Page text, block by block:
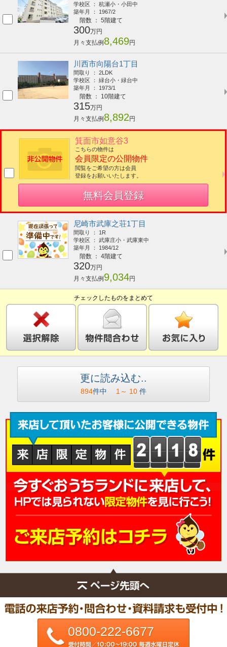
学校区 ： 杭瀬小・小田中
築年月 ： 1967/2
階数 ： 5階建て
300万円
月々支払例 8,469円
川西市向陽台1丁目
間取り ： 2LDK
学校区 ： 緑台小・緑台中
築年月 ： 1973/1
階数 ： 10階建て
315万円
月々支払例 8,892 円
箕面市如意谷3
こちらの物件は
会員限定の公開物件
閲覧をご希望の方は会員
登録をお願いいたします。
無料会員登録
尼崎市武庫之荘1丁目
間取り ： 1R
学校区 ： 武庫庄小・武庫東中
築年月 ： 1984/12
階数 ： 4階建て
320万円
月々支払例 9,034円
チェックしたものをまとめて
更に読み込む..
894件中 1～ 10 件
0800-222-6677